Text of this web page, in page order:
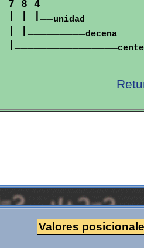
7 8 4
unidad
decena
Valores